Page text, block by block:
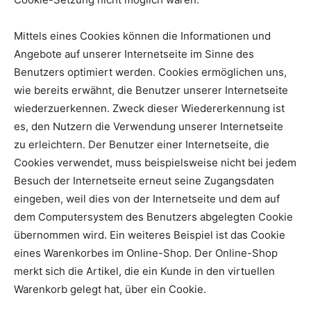
Mittels eines Cookies können die Informationen und
Angebote auf unserer Internetseite im Sinne des
Benutzers optimiert werden. Cookies ermöglichen uns,
wie bereits erwähnt, die Benutzer unserer Internetseite
wiederzuerkennen. Zweck dieser Wiedererkennung ist
es, den Nutzern die Verwendung unserer Internetseite
zu erleichtern. Der Benutzer einer Internetseite, die
Cookies verwendet, muss beispielsweise nicht bei jedem
Besuch der Internetseite erneut seine Zugangsdaten
eingeben, weil dies von der Internetseite und dem auf
dem Computersystem des Benutzers abgelegten Cookie
übernommen wird. Ein weiteres Beispiel ist das Cookie
eines Warenkorbes im Online-Shop. Der Online-Shop
merkt sich die Artikel, die ein Kunde in den virtuellen
Warenkorb gelegt hat, über ein Cookie.